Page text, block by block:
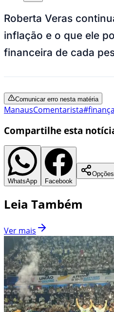
Roberta Veras
inflação e o que ele
financeira de cada
Comunicar erro nesta matéria
ManausComentarista
Compartilhe esta
WhatsApp Facebook
Opções
Leia Também
Ver mais